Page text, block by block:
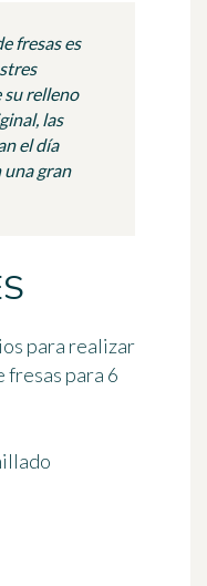
fresas es
su relleno
las
el día
una gran
para realizar
fresas para 6